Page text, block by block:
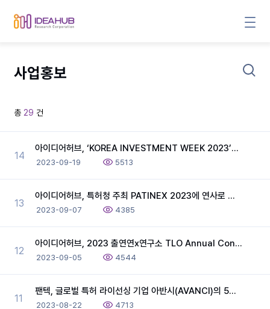
사업홍보
총 29 건
14
아이디어허브, ‘KOREA INVESTMENT WEEK 2023’에 연사로 참여
2023-09-19 5513
13
아이디어허브, 특허청 주최 PATINEX 2023에 연사로 참여(9/1)
2023-09-07 4385
12
아이디어허브, 2023 출연연x연구소 TLO Annual Conference 후원 및 강연 (23.08.30)
2023-09-05 4544
11
팬텍, 글로벌 특허 라이선싱 기업 아반시(AVANCI)의 5G Vehicle 프로그램에 특허권자로 참여
2023-08-22 4713